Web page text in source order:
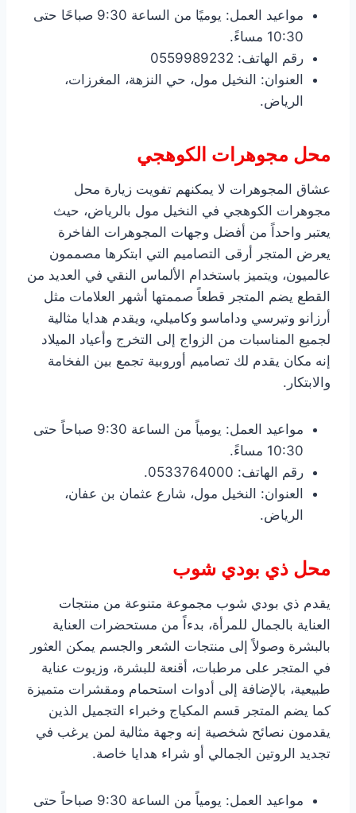
مواعيد العمل: يوميًا من الساعة 9:30 صباحًا حتى
10:30 مساءً.
رقم الهاتف: 0559989232
العنوان: النخيل مول، حي النزهة، المغرزات،
الرياض.
محل مجوهرات الكوهجي
عشاق المجوهرات لا يمكنهم تفويت زيارة محل
مجوهرات الكوهجي في النخيل مول بالرياض، حيث
يعتبر واحداً من أفضل وجهات المجوهرات الفاخرة
يعرض المتجر أرقى التصاميم التي ابتكرها مصممون
عالميون، ويتميز باستخدام الألماس النقي في العديد من
القطع يضم المتجر قطعاً صممتها أشهر العلامات مثل
أرزانو وتيرسي وداماسو وكاميلي، ويقدم هدايا مثالية
لجميع المناسبات من الزواج إلى التخرج وأعياد الميلاد
إنه مكان يقدم لك تصاميم أوروبية تجمع بين الفخامة
والابتكار.
مواعيد العمل: يومياً من الساعة 9:30 صباحاً حتى
10:30 مساءً.
رقم الهاتف: 0533764000.
العنوان: النخيل مول، شارع عثمان بن عفان،
الرياض.
محل ذي بودي شوب
يقدم ذي بودي شوب مجموعة متنوعة من منتجات
العناية بالجمال للمرأة، بدءاً من مستحضرات العناية
بالبشرة وصولاً إلى منتجات الشعر والجسم يمكن العثور
في المتجر على مرطبات، أقنعة للبشرة، وزيوت عناية
طبيعية، بالإضافة إلى أدوات استحمام ومقشرات متميزة
كما يضم المتجر قسم المكياج وخبراء التجميل الذين
يقدمون نصائح شخصية إنه وجهة مثالية لمن يرغب في
تجديد الروتين الجمالي أو شراء هدايا خاصة.
مواعيد العمل: يومياً من الساعة 9:30 صباحاً حتى